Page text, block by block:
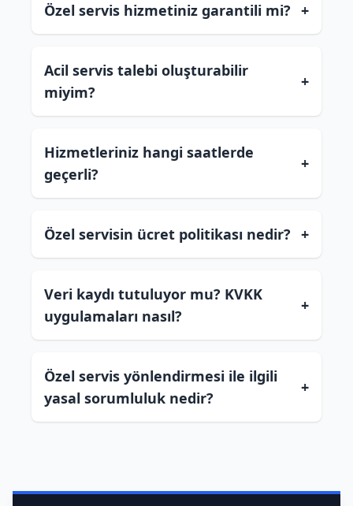
Özel servis hizmetiniz garantili mi? +
Acil servis talebi oluşturabilir
miyim?
+
Hizmetleriniz hangi saatlerde
geçerli?
+
Özel servisin ücret politikası nedir? +
Veri kaydı tutuluyor mu? KVKK
uygulamaları nasıl?
+
Özel servis yönlendirmesi ile ilgili
yasal sorumluluk nedir?
+